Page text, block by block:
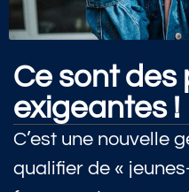
Ce sont des
exigeantes !
C’est une nouvelle
qualifier de «